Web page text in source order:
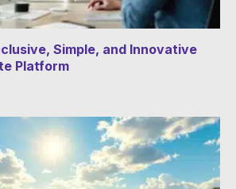
Simple, and Innovative
Platform